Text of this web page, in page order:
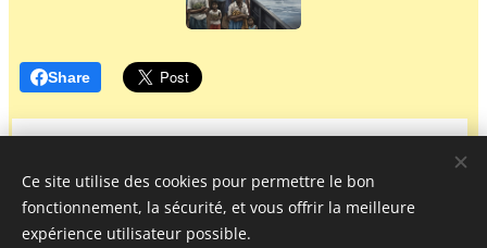
Share
Ce site utilise des cookies pour permettre le bon
fonctionnement, la sécurité, et vous offrir la meilleure
expérience utilisateur possible.